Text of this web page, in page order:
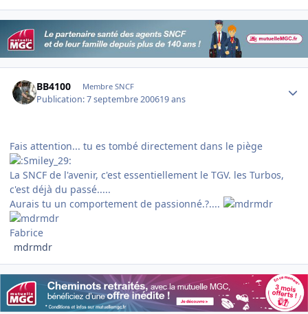
BB4100 Membre SNCF
Publication:7 septembre 200619 ans
Fais attention... tu es tombé directement dans le piège
La SNCF de l'avenir, c'est essentiellement le TGV. les Turbos,
c'est déjà du passé.....
Aurais tu un comportement de passionné.?....
Fabrice
mdrmdr